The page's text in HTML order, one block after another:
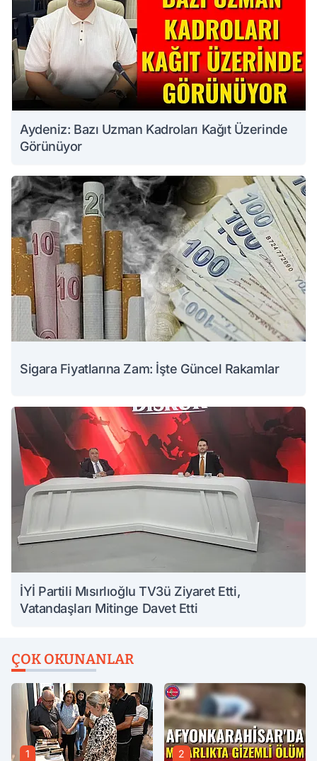
Aydeniz: Bazı Uzman Kadroları Kağıt Üzerinde
Görünüyor
Sigara Fiyatlarına Zam: İşte Güncel Rakamlar
İYİ Partili Mısırlıoğlu TV3ü Ziyaret Etti,
Vatandaşları Mitinge Davet Etti
ÇOK OKUNANLAR
1 2